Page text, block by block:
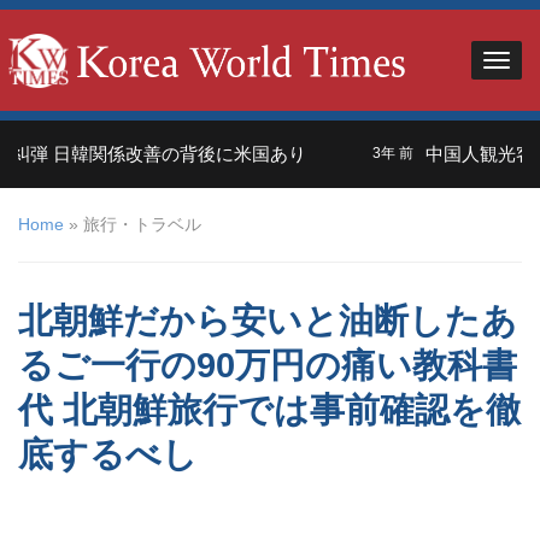
韓関係改善の背後に米国あり 中国人観光客＝外
Home » 旅行・トラベル
北朝鮮だから安いと油断したあ
るご一行の90万円の痛い教科書
代 北朝鮮旅行では事前確認を徹
底するべし